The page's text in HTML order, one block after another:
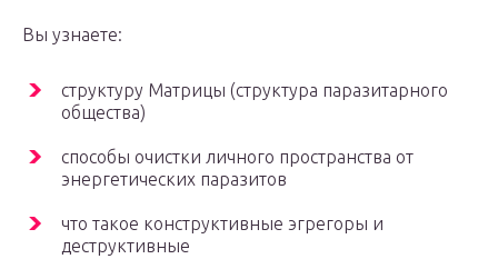
Вы узнаете:
структуру Матрицы (структура паразитарного
общества)
способы очистки личного пространства от
энергетических паразитов
что такое конструктивные эгрегоры и
деструктивные